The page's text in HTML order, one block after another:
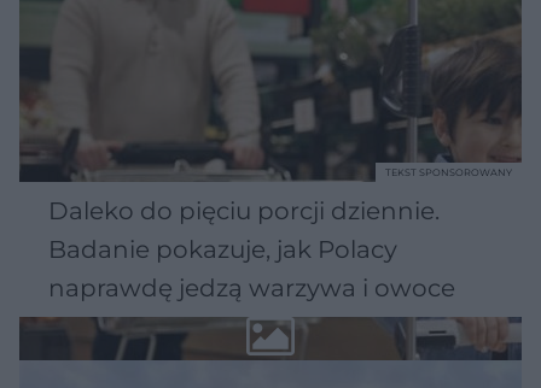
Daleko do pięciu porcji dziennie.
Badanie pokazuje, jak Polacy
naprawdę jedzą warzywa i owoce
TEKST SPONSOROWANY